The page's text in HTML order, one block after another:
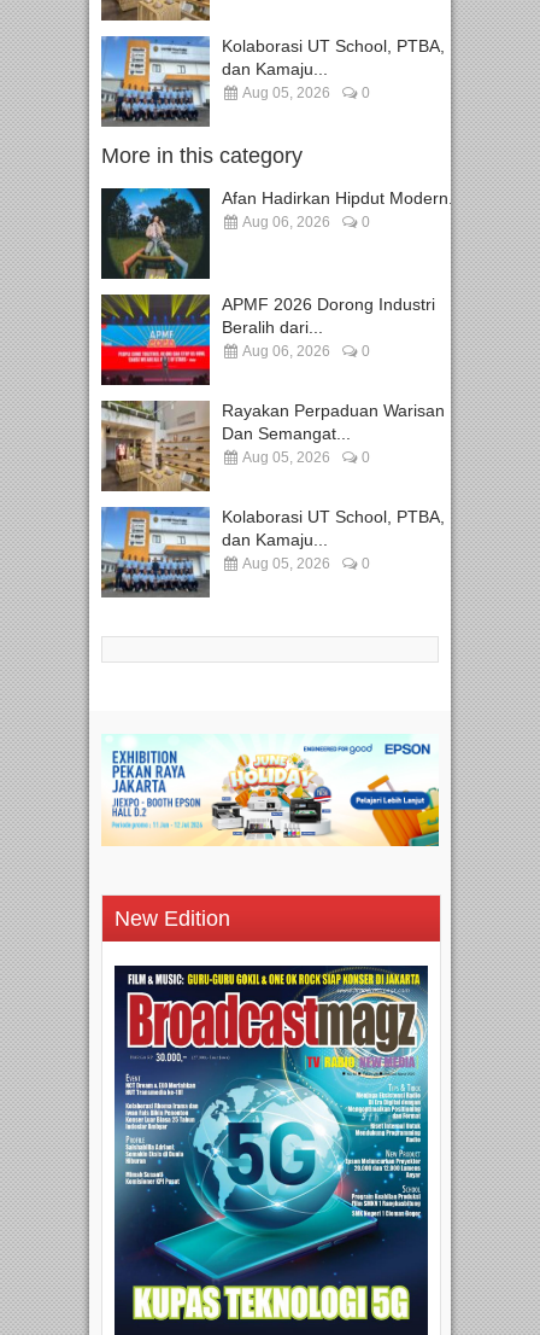
Kolaborasi UT School, PTBA,
dan Kamaju...
Aug 05, 2026 0
More in this category
Afan Hadirkan Hipdut Modern...
Aug 06, 2026 0
APMF 2026 Dorong Industri
Beralih dari...
Aug 06, 2026 0
Rayakan Perpaduan Warisan
Dan Semangat...
Aug 05, 2026 0
Kolaborasi UT School, PTBA,
dan Kamaju...
Aug 05, 2026 0
New Edition